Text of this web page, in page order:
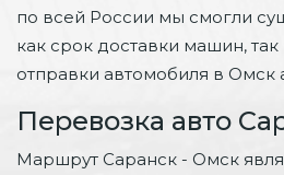
по всей России мы смогли
как срок доставки машин,
отправки автомобиля в Омск
Перевозка авто
Маршрут Саранск - Омск